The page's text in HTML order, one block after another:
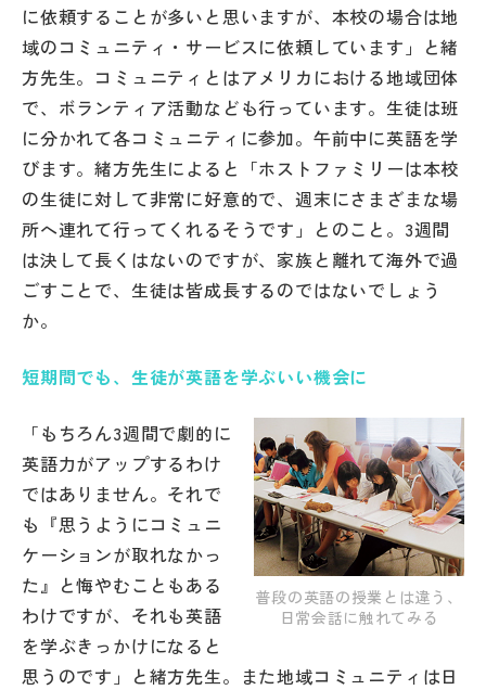
NettyLandかわら版
その他
お問い合わせ
個人情報保護方針
サイトマップ
に依頼することが多いと思いますが、本校の場合は地
域のコミュニティ・サービスに依頼しています」と緒
方先生。コミュニティとはアメリカにおける地域団体
で、ボランティア活動なども行っています。生徒は班
に分かれて各コミュニティに参加。午前中に英語を学
びます。緒方先生によると「ホストファミリーは本校
の生徒に対して非常に好意的で、週末にさまざまな場
所へ連れて行ってくれるそうです」とのこと。3週間
は決して長くはないのですが、家族と離れて海外で過
ごすことで、生徒は皆成長するのではないでしょう
か。
短期間でも、生徒が英語を学ぶいい機会に
普段の英語の授業とは違う、
日常会話に触れてみる
「もちろん3週間で劇的に
英語力がアップするわけ
ではありません。それで
も『思うようにコミュニ
ケーションが取れなかっ
た』と悔やむこともある
わけですが、それも英語
を学ぶきっかけになると
思うのです」と緒方先生。また地域コミュニティは日